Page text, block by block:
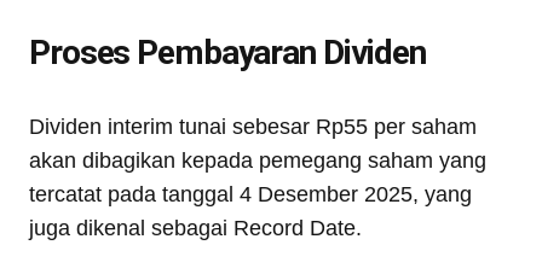
Proses Pembayaran Dividen
Dividen interim tunai sebesar Rp55 per saham
akan dibagikan kepada pemegang saham yang
tercatat pada tanggal 4 Desember 2025, yang
juga dikenal sebagai Record Date.